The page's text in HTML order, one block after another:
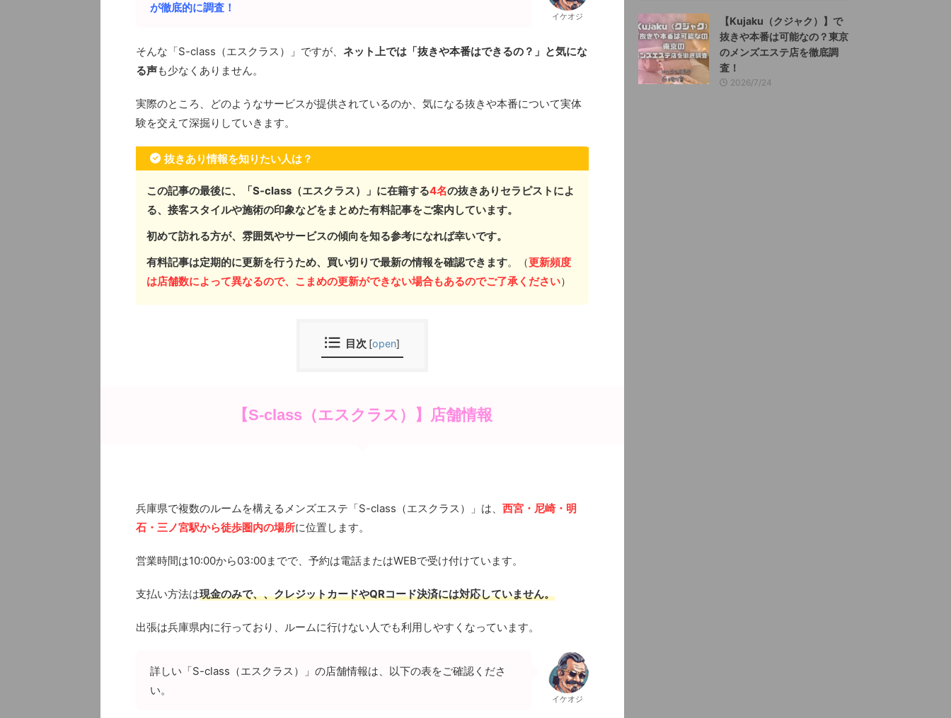
が徹底的に調査！
イケオジ
そんな「S-class（エスクラス）」ですが、 ネット上では「抜きや本番はできるの？」と気にな
る声も少なくありません。
実際のところ、どのようなサービスが提供されているのか、気になる抜きや本番について実体
験を交えて深掘りしていきます。
抜きあり情報を知りたい人は？
この記事の最後に、「S-class（エスクラス）」に在籍する4名の抜きありセラピストによ
る、接客スタイルや施術の印象などをまとめた有料記事をご案内しています。
初めて訪れる方が、雰囲気やサービスの傾向を知る参考になれば幸いです。
有料記事は定期的に更新を行うため、買い切りで最新の情報を確認できます。（更新頻度
は店舗数によって異なるので、こまめの更新ができない場合もあるのでご了承ください）
目次 [open]
【S-class（エスクラス）】店舗情報
兵庫県で複数のルームを構えるメンズエステ「S-class（エスクラス）」は、 西宮・尼崎・明
石・三ノ宮駅から徒歩圏内の場所に位置します。
営業時間は10:00から03:00までで、予約は電話またはWEBで受け付けています。
支払い方法は現金のみで、、クレジットカードやQRコード決済には対応していません。
出張は兵庫県内に行っており、ルームに行けない人でも利用しやすくなっています。
詳しい「S-class（エスクラス）」の店舗情報は、以下の表をご確認くださ
い。
イケオジ
【Kujaku（クジャク）】で
抜きや本番は可能なの？東京
のメンズエステ店を徹底調
査！
2026/7/24